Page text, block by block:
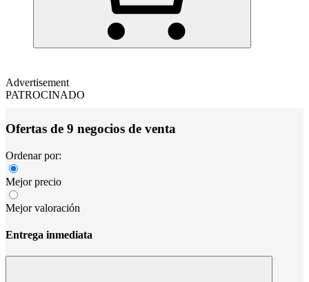
Advertisement
PATROCINADO
Ofertas de 9 negocios de venta
Ordenar por:
Mejor precio
Mejor valoración
Entrega inmediata